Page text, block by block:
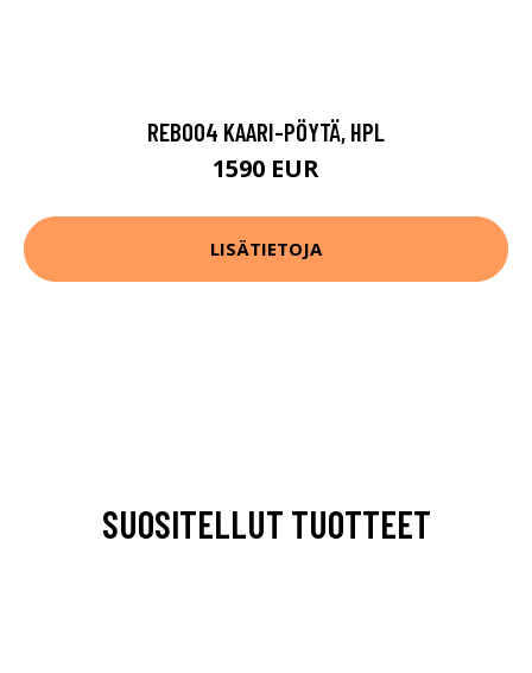
REB004 KAARI-PÖYTÄ, HPL
1590 EUR
LISÄTIETOJA
SUOSITELLUT TUOTTEET